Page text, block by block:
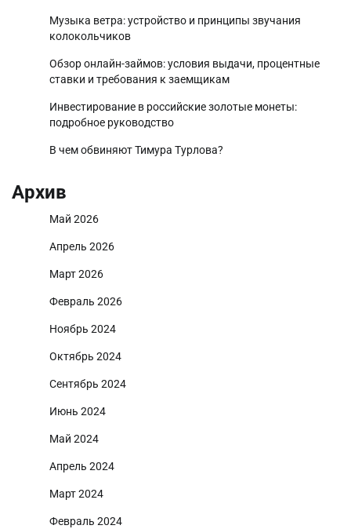
Музыка ветра: устройство и принципы звучания
колокольчиков
Обзор онлайн-займов: условия выдачи, процентные
ставки и требования к заемщикам
Инвестирование в российские золотые монеты:
подробное руководство
В чем обвиняют Тимура Турлова?
Архив
Май 2026
Апрель 2026
Март 2026
Февраль 2026
Ноябрь 2024
Октябрь 2024
Сентябрь 2024
Июнь 2024
Май 2024
Апрель 2024
Март 2024
Февраль 2024